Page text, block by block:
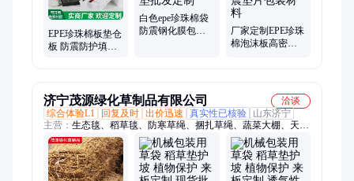
EPE珍珠棉板垫仓
板 防震防护填充
白色epe珍珠棉袋
防震钢化膜包装
厂家定制EPE珍珠
棉泡沫板高密度
济宁茂源绿化草制品有限公司
洽谈
综合体验L1
回复及时 出价迅速 真实性已核验
山东济宁
主营： 生态毯、稻草毯、防寒草绳、捆扎草绳、蔬菜大棚、天然
纤维材料